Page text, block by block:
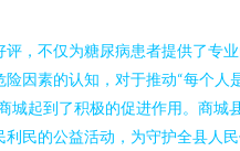
，不仅为糖尿病患者提供了专
因素的认知，对于推动“每个人
城起到了积极的促进作用。商城
民的公益活动，为守护全县人